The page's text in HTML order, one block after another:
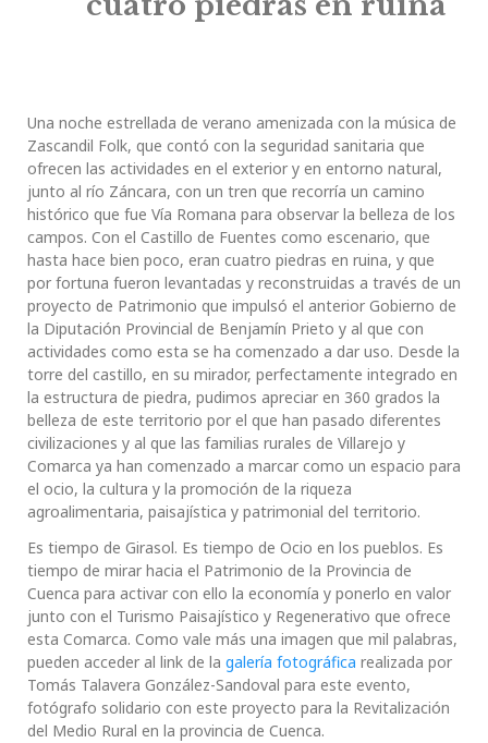
Una noche estrellada de verano amenizada con la música de
Zascandil Folk, que contó con la seguridad sanitaria que
ofrecen las actividades en el exterior y en entorno natural,
junto al río Záncara, con un tren que recorría un camino
histórico que fue Vía Romana para observar la belleza de los
campos. Con el Castillo de Fuentes como escenario, que
hasta hace bien poco, eran cuatro piedras en ruina, y que
por fortuna fueron levantadas y reconstruidas a través de un
proyecto de Patrimonio que impulsó el anterior Gobierno de
la Diputación Provincial de Benjamín Prieto y al que con
actividades como esta se ha comenzado a dar uso. Desde la
torre del castillo, en su mirador, perfectamente integrado en
la estructura de piedra, pudimos apreciar en 360 grados la
belleza de este territorio por el que han pasado diferentes
civilizaciones y al que las familias rurales de Villarejo y
Comarca ya han comenzado a marcar como un espacio para
el ocio, la cultura y la promoción de la riqueza
agroalimentaria, paisajística y patrimonial del territorio.
Es tiempo de Girasol. Es tiempo de Ocio en los pueblos. Es
tiempo de mirar hacia el Patrimonio de la Provincia de
Cuenca para activar con ello la economía y ponerlo en valor
junto con el Turismo Paisajístico y Regenerativo que ofrece
esta Comarca. Como vale más una imagen que mil palabras,
pueden acceder al link de la galería fotográfica realizada por
Tomás Talavera González-Sandoval para este evento,
fotógrafo solidario con este proyecto para la Revitalización
del Medio Rural en la provincia de Cuenca.